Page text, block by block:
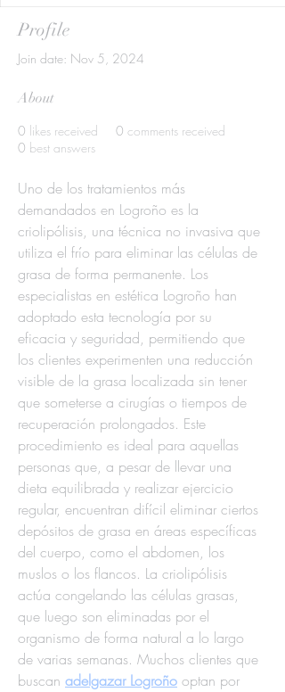
Profile
Join date: Nov 5, 2024
About
0 likes received 0 comments received
0 best answers
Uno de los tratamientos más
demandados en Logroño es la
criolipólisis, una técnica no invasiva que
utiliza el frío para eliminar las células de
grasa de forma permanente. Los
especialistas en estética Logroño han
adoptado esta tecnología por su
eficacia y seguridad, permitiendo que
los clientes experimenten una reducción
visible de la grasa localizada sin tener
que someterse a cirugías o tiempos de
recuperación prolongados. Este
procedimiento es ideal para aquellas
personas que, a pesar de llevar una
dieta equilibrada y realizar ejercicio
regular, encuentran difícil eliminar ciertos
depósitos de grasa en áreas específicas
del cuerpo, como el abdomen, los
muslos o los flancos. La criolipólisis
actúa congelando las células grasas,
que luego son eliminadas por el
organismo de forma natural a lo largo
de varias semanas. Muchos clientes que
buscan adelgazar Logroño optan por